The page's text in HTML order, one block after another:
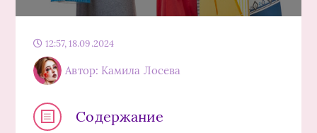
12:57, 18.09.2024
Автор: Камила Лосева
Содержание